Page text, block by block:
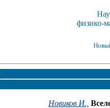
физико-
Новиков И.,